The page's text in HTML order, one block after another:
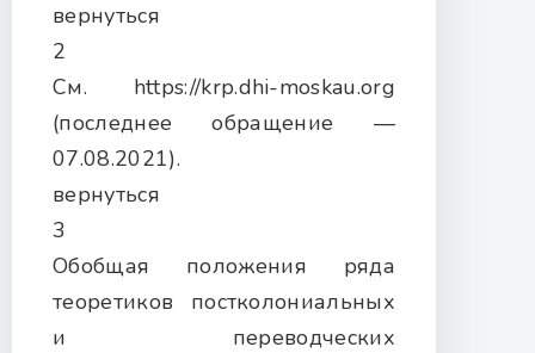
вернуться
2
См. https://krp.dhi-moskau.org
(последнее обращение —
07.08.2021).
вернуться
3
Обобщая положения ряда
теоретиков постколониальных
и переводческих